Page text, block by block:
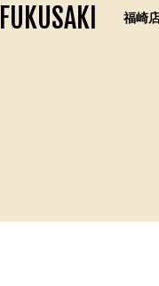
FUKUSAKI 福崎